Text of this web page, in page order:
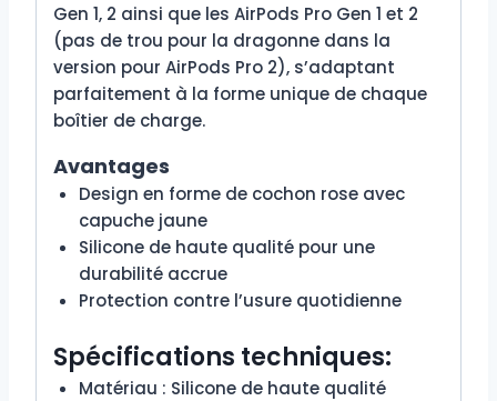
Gen 1, 2 ainsi que les AirPods Pro Gen 1 et 2
(pas de trou pour la dragonne dans la
version pour AirPods Pro 2), s’adaptant
parfaitement à la forme unique de chaque
boîtier de charge.
Avantages
Design en forme de cochon rose avec
capuche jaune
Silicone de haute qualité pour une
durabilité accrue
Protection contre l’usure quotidienne
Spécifications techniques:
Matériau : Silicone de haute qualité